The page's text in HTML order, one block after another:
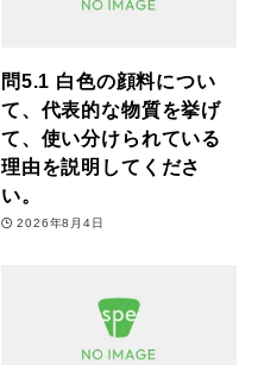
問5.1 白色の顔料につい
て、代表的な物質を挙げ
て、使い分けられている
理由を説明してくださ
い。
2026年8月4日